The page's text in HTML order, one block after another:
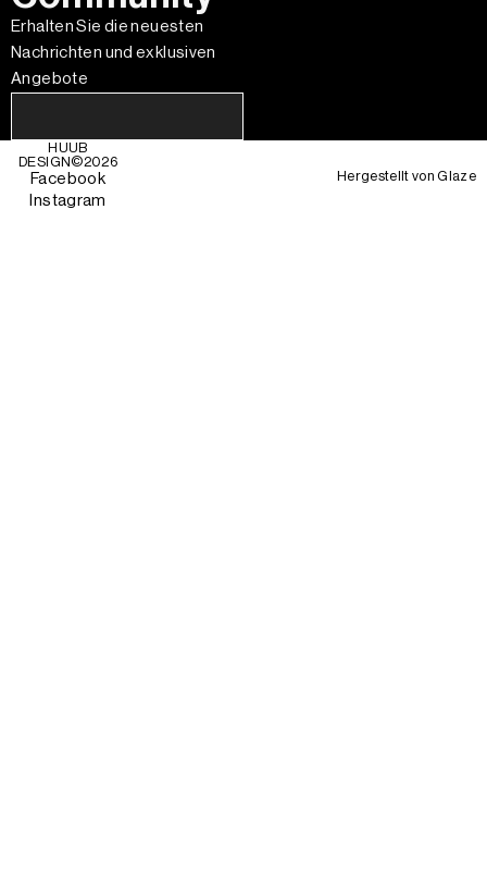
Erhalten Sie die neuesten
Nachrichten und exklusiven
Angebote
HUUB
DESIGN©2026
Facebook
Instagram
Hergestellt vonGlaze